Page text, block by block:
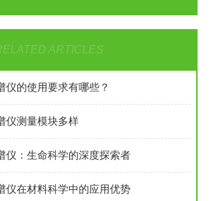
ARTICLES
仪的使用要求有哪些？
仪测量模块多样
仪：生命科学的深度探索者
仪在材料科学中的应用优势